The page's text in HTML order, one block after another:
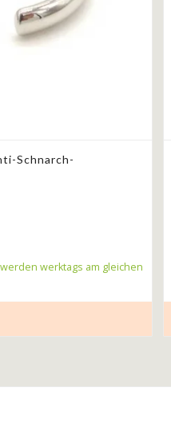
Schnarch-
werktags am gleichen